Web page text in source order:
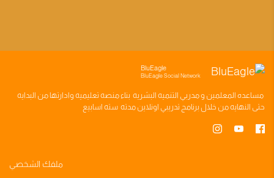
BluEagle
BluEagle Social Network
مساعده المعلمين ومدربي التنميه البشريه بناءمنصه تعليميه وادارتها من البدايه
حتى النهايه من خلال برنامج تدريبي اونلاين مدته سته اسابيع
ملفك الشخصي